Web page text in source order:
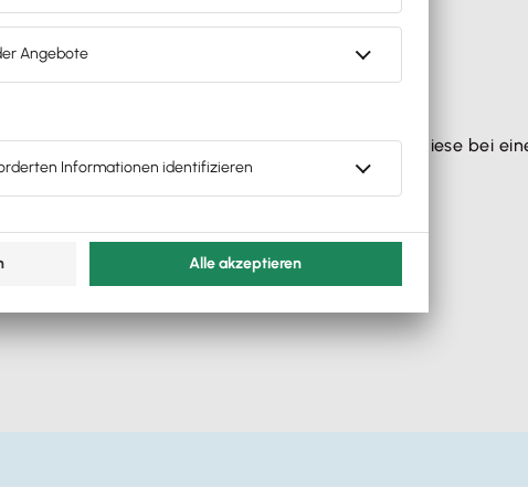
Kündigungsfrist. Laut § 675h BGB darf diese bei
und Berechtigungen neu einrichten: